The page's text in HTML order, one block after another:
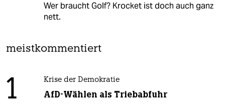
Wer braucht Golf? Krocket ist doch auch ganz
nett.
meistkommentiert
1 Krise der Demokratie
AfD-Wählen als Triebabfuhr